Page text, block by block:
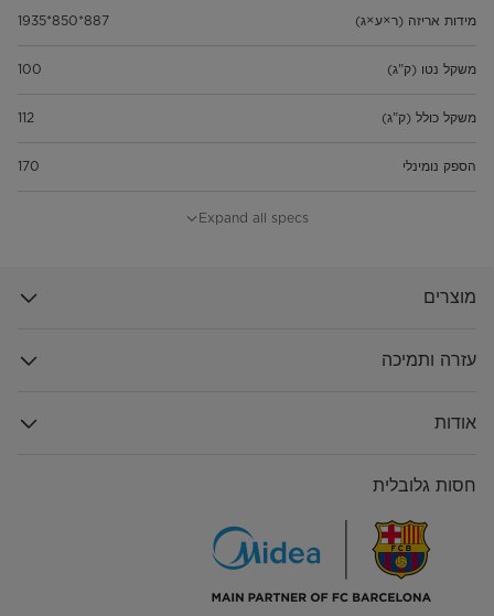
מידות אריזה (ר×ע×ג) 887*850*1935
משקל נטו (ק"ג) 100
משקל כולל (ק"ג) 112
הספק נומינלי 170
Expand all specs
מוצרים
עזרה ותמיכה
אודות
חסות גלובלית